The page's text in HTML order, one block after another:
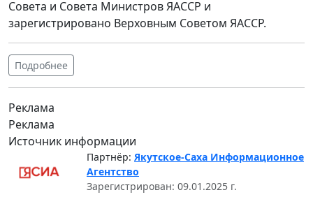
Совета и Совета Министров ЯАССР и
зарегистрировано Верховным Советом ЯАССР.
Подробнее
Реклама
Реклама
Источник информации
Партнёр: Якутское-Саха Информационное
Агентство
Зарегистрирован: 09.01.2025 г.